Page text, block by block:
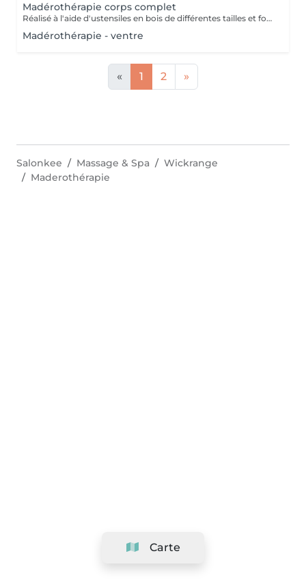
Madérothérapie corps complet
Réalisé à l'aide d'ustensiles en bois de différentes tailles et formes spécialement conçus pour s'adapter aux lignes du corps. - Anti cellulite - Une alternative à la chirurgie - Accélère le métabolisme - Active le système lymphatique - Raffermit et tonifie la peau - Redessine le corps et les volumes
Madérothérapie - ventre
« 1 2 »
Carte
Salonkee Massage & Spa
Wickrange
Maderothérapie